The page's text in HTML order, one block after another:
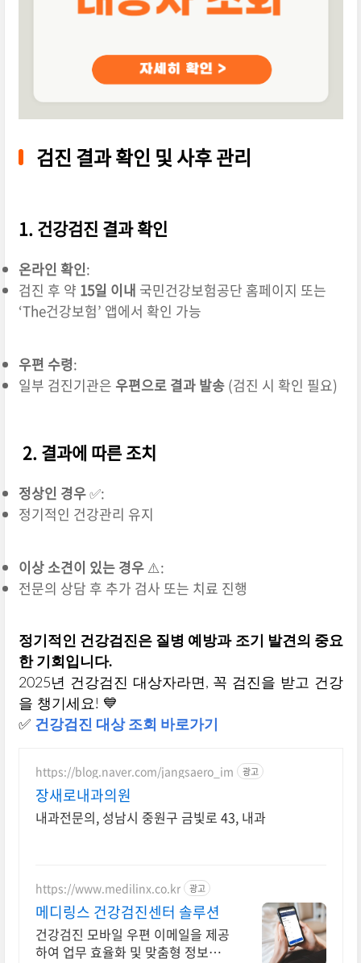
검진 결과 확인 및 사후 관리
1. 건강검진 결과 확인
온라인 확인:
검진 후 약 15일 이내 국민건강보험공단 홈페이지 또는
‘The건강보험’ 앱에서 확인 가능
우편 수령:
일부 검진기관은 우편으로 결과 발송(검진 시 확인 필요)
2. 결과에 따른 조치
정상인 경우✅:
정기적인 건강관리 유지
이상 소견이 있는 경우⚠️:
전문의 상담 후 추가 검사 또는 치료 진행
정기적인 건강검진은 질병 예방과 조기 발견의 중요
한 기회입니다.
2025년 건강검진 대상자라면, 꼭 검진을 받고 건강
을 챙기세요! 💙
✅ 건강검진 대상 조회 바로가기
https://blog.naver.com/jangsaero_im 광고
장새로내과의원
내과전문의, 성남시 중원구 금빛로 43, 내과
https://www.medilinx.co.kr 광고
메디링스 건강검진센터 솔루션
건강검진 모바일 우편 이메일을 제공
하여 업무 효율화 및 맞춤형 정보를